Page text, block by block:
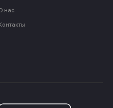
нас
Контакты